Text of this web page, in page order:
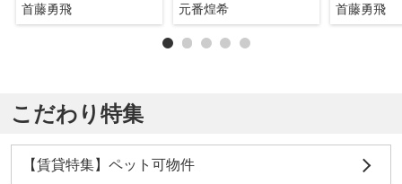
首藤勇飛 元番煌希 首藤勇飛
こだわり特集
【賃貸特集】ペット可物件